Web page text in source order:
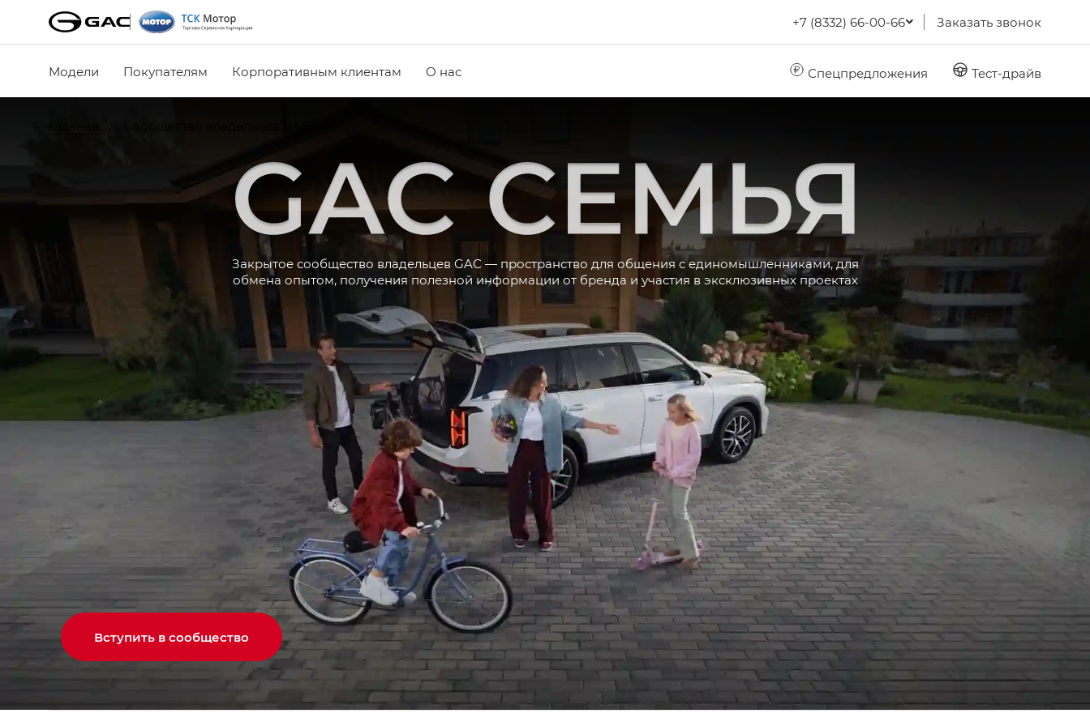
+7 (8332) 66-00-66 Заказать звонок
Модели Покупателям Корпоративным клиентам О нас Спецпредложения Тест-драйв
Семья
Закрытое сообщество владельцев GAC — пространство для общения с единомышленниками, для
обмена опытом, получения полезной информации от бренда и участия в эксклюзивных проектах
Вступить в сообщество